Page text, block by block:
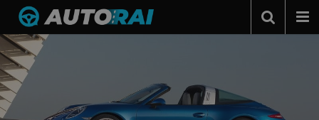
Autonieuws
Podcast
Autotests